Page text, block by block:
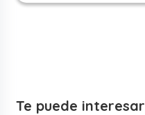
Te puede interesar